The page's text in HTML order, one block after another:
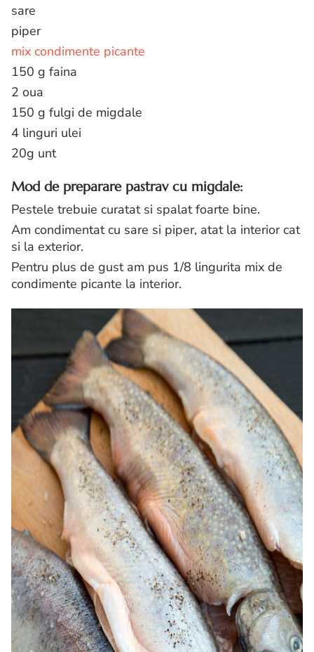
sare
piper
mix condimente picante
150 g faina
2 oua
150 g fulgi de migdale
4 linguri ulei
20g unt
Mod de preparare pastrav cu migdale:
Pestele trebuie curatat si spalat foarte bine.
Am condimentat cu sare si piper, atat la interior cat
si la exterior.
Pentru plus de gust am pus 1/8 lingurita mix de
condimente picante la interior.